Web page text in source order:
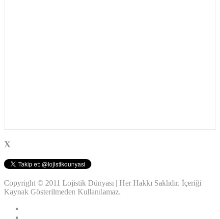
X
Copyright © 2011 Lojistik Dünyası | Her Hakkı Saklıdır. İçeriği
Kaynak Gösterilmeden Kullanılamaz.